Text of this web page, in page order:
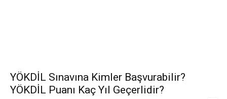
YÖKDİL Sınavına Kimler Başvurabilir?
YÖKDİL Puanı Kaç Yıl Geçerlidir?